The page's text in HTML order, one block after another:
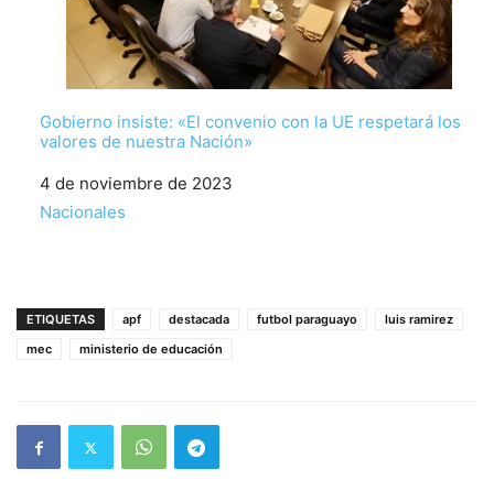
Gobierno insiste: «El convenio con la UE respetará los
valores de nuestra Nación»
Fecha
4 de noviembre de 2023
Respecto a
Nacionales
ETIQUETAS apf destacada futbol paraguayo
luis ramirez
mec
ministerio de educación